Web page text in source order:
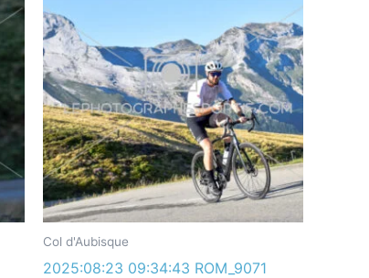
Col d'Aubisque
2025:08:23 09:34:43 ROM_9071